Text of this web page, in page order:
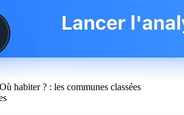
habiter ? : les communes classées